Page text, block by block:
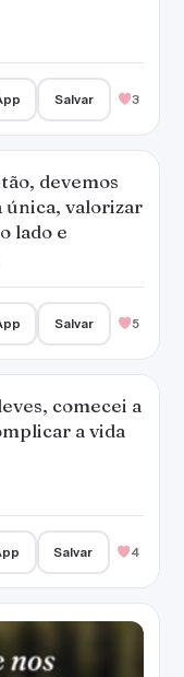
Salvar 3
devemos
única, valorizar
lado e
Salvar 5
comecei a
a vida
Salvar 4